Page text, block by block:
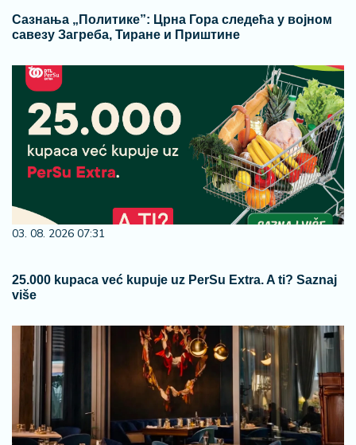
Сазнања „Политике”: Црна Гора следећа у војном
савезу Загреба, Тиране и Приштине
03. 08. 2026 07:31
25.000 kupaca već kupuje uz PerSu Extra. A ti? Saznaj
više